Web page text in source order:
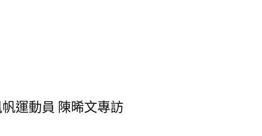
運動員 陳晞文專訪